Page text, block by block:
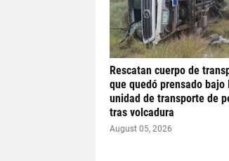
Rescatan cuerpo de
que quedó prensado bajo
unidad de transporte de
tras volcadura
August 05, 2026